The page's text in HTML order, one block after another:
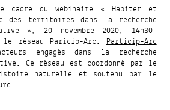
cadre du webinaire « Habiter et
des territoires dans la recherche
», 20 novembre 2020, 14h30-
le réseau Paricip-Arc.Particip-Arc
engagés dans la recherche
Ce réseau est coordonné par le
naturelle et soutenu par le